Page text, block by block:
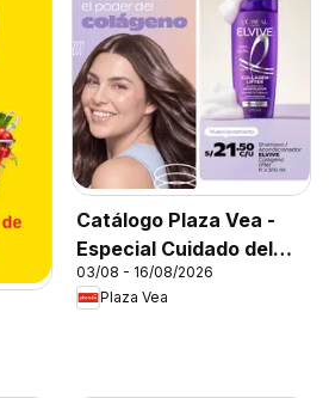
Catálogo Plaza Vea -
Especial Cuidado del
Cabello
03/08 - 16/08/2026
Plaza Vea